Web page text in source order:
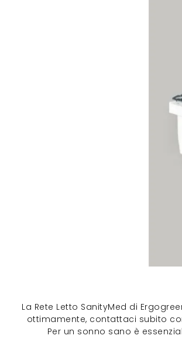
La Rete Letto SanityMed di
ottimamente, contattaci subito
Per un sonno sano è